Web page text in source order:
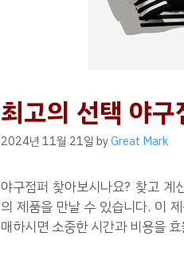
최고의 선택 야
2024년 11월 21일 byGreat Mark
야구점퍼 찾아보시나요? 찾고 계
의 제품을 만날 수 있습니다. 이
매하시면 소중한 시간과 비용을